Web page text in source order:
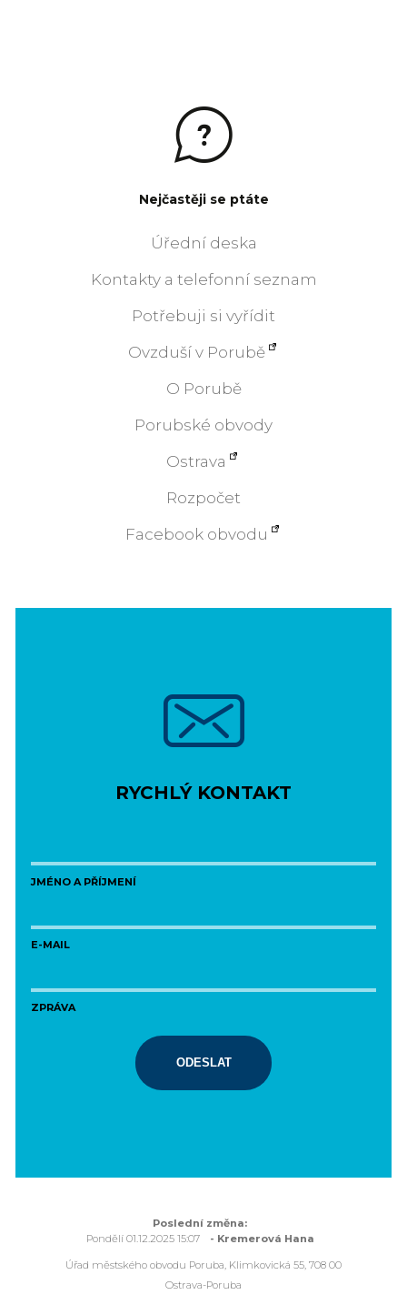
Nejčastěji se ptáte
Úřední deska
Kontakty a telefonní seznam
Potřebuji si vyřídit
Ovzduší v Porubě
O Porubě
Porubské obvody
Ostrava
Rozpočet
Facebook obvodu
RYCHLÝ KONTAKT
JMÉNO A PŘÍJMENÍ
E-MAIL
ZPRÁVA
ODESLAT
Poslední změna:
Pondělí 01.12.2025 15:07
- Kremerová Hana
Úřad městského obvodu Poruba, Klimkovická 55, 708 00
Ostrava-Poruba